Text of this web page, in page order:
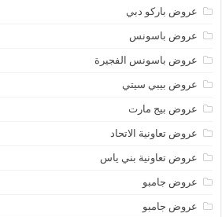
عروض باركو دبي
عروض باسونس
عروض باسونس الفجيرة
عروض بيبي سيتي
عروض بيج مارت
عروض تعاونية الاتحاد
عروض تعاونية بني ياس
عروض جامبو
عروض جامبو